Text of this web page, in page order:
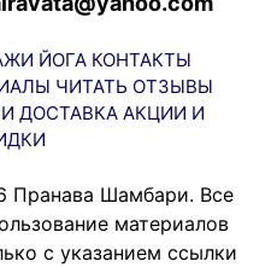
ЙОГА КОНТАКТЫ
ЧИТАТЬ ОТЗЫВЫ
ДОСТАВКА АКЦИИ И
Пранава Шамбари. Все
материалов
с указанием ссылки